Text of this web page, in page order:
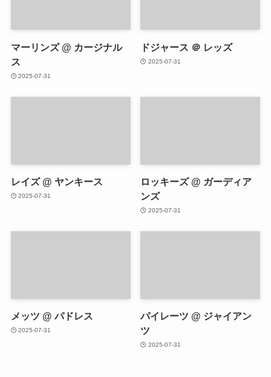
マーリンズ @ カージナル
ス
2025-07-31
ドジャース ＠ レッズ
2025-07-31
レイズ @ ヤンキース
2025-07-31
ロッキーズ @ ガーディア
ンズ
2025-07-31
メッツ @ パドレス
2025-07-31
パイレーツ @ ジャイアン
ツ
2025-07-31